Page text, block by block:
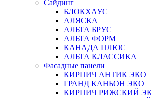
Сайдинг
БЛОКХАУС
АЛЯСКА
АЛЬТА БРУС
АЛЬТА ФОРМ
КАНАДА ПЛЮС
АЛЬТА КЛАССИКА
Фасадные панели
КИРПИЧ АНТИК ЭКО
ГРАНД КАНЬОН ЭКО
КИРПИЧ РИЖСКИЙ